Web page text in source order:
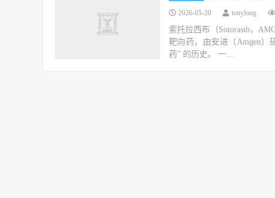
2026-05-20 tonylong
索托拉西布（Sotorasib，
靶向药，由安进（Amgen）
药” 的历史。 一...